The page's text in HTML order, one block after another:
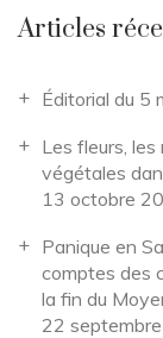
Articles
Éditorial du 5
Les fleurs,
végétales
13 octobre
Panique en
comptes des
la fin du
22